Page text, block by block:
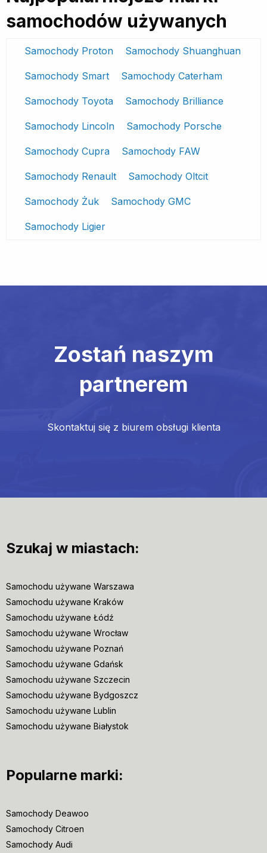
samochodów używanych
Samochody Proton Samochody Shuanghuan
Samochody Smart Samochody Caterham
Samochody Toyota Samochody Brilliance
Samochody Lincoln Samochody Porsche
Samochody Cupra Samochody FAW
Samochody Renault Samochody Oltcit
Samochody Żuk Samochody GMC
Samochody Ligier
Zostań naszym
partnerem
Skontaktuj się z biurem obsługi klienta
Szukaj w miastach:
Samochodu używane Warszawa
Samochodu używane Kraków
Samochodu używane Łódź
Samochodu używane Wrocław
Samochodu używane Poznań
Samochodu używane Gdańsk
Samochodu używane Szczecin
Samochodu używane Bydgoszcz
Samochodu używane Lublin
Samochodu używane Białystok
Popularne marki:
Samochody Deawoo
Samochody Citroen
Samochody Audi